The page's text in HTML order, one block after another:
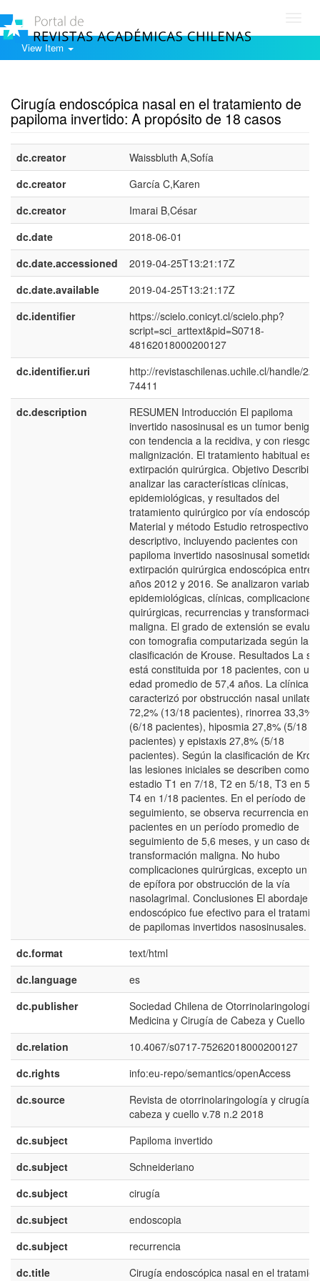
View Item
Cirugía endoscópica nasal en el tratamiento de
papiloma invertido: A propósito de 18 casos
dc.creator
Waissbluth A,Sofía
dc.creator
García C,Karen
dc.creator
Imarai B,César
dc.date
2018-06-01
dc.date.accessioned
2019-04-25T13:21:17Z
dc.date.available
2019-04-25T13:21:17Z
dc.identifier
https://scielo.conicyt.cl/scielo.php?
script=sci_arttext&pid=S0718-
48162018000200127
dc.identifier.uri
http://revistaschilenas.uchile.cl/handle/
74411
dc.description
RESUMEN Introducción El papiloma
invertido nasosinusal es un tumor benigno
con tendencia a la recidiva, y con riesgo
malignización. El tratamiento habitual es
extirpación quirúrgica. Objetivo Describir y
analizar las características clínicas,
epidemiológicas, y resultados del
tratamiento quirúrgico por vía
Material y método Estudio retrospectivo,
descriptivo, incluyendo pacientes con
papiloma invertido nasosinusal
extirpación quirúrgica endoscópica entre
años 2012 y 2016. Se analizaron
epidemiológicas, clínicas, complicaciones
quirúrgicas, recurrencias y transformación
maligna. El grado de extensión se evaluó
con tomografia computarizada según la
clasificación de Krouse. Resultados La
está constituida por 18 pacientes, con una
edad promedio de 57,4 años. La clínica
caracterizó por obstrucción nasal
72,2% (13/18 pacientes), rinorrea 33,3%
(6/18 pacientes), hiposmia 27,8% (5/18
pacientes) y epistaxis 27,8% (5/18
pacientes). Según la clasificación de
las lesiones iniciales se describen como
estadio T1 en 7/18, T2 en 5/18, T3 en 5/
T4 en 1/18 pacientes. En el período de
seguimiento, se observa recurrencia en 4
pacientes en un período promedio de
seguimiento de 5,6 meses, y un caso de
transformación maligna. No hubo
complicaciones quirúrgicas, excepto un
de epífora por obstrucción de la vía
nasolagrimal. Conclusiones El abordaje
endoscópico fue efectivo para el
de papilomas invertidos nasosinusales.
dc.format
text/html
dc.language
es
dc.publisher
Sociedad Chilena de Otorrinolaringología,
Medicina y Cirugía de Cabeza y Cuello
dc.relation
10.4067/s0717-75262018000200127
dc.rights
info:eu-repo/semantics/openAccess
dc.source
Revista de otorrinolaringología y cirugía
cabeza y cuello v.78 n.2 2018
dc.subject
Papiloma invertido
dc.subject
Schneideriano
dc.subject
cirugía
dc.subject
endoscopia
dc.subject
recurrencia
dc.title
Cirugía endoscópica nasal en el